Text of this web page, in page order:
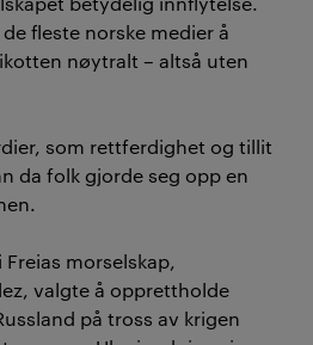
de fleste norske medierå
nøytralt – altså uten
er, som rettferdighet og tillit
da folk gjorde seg opp en
morselskap,
, valgte å opprettholde
på tross av krigen